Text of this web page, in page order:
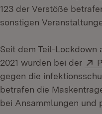
123 der Verstöße
sonstigen
Seit dem Teil-Lockdown
2021 wurden bei der
gegen die
betrafen die
bei Ansammlungen und